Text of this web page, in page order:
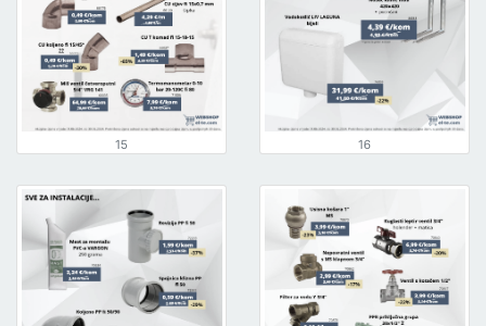
15 16